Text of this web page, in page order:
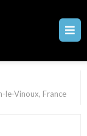
le-Vinoux, France